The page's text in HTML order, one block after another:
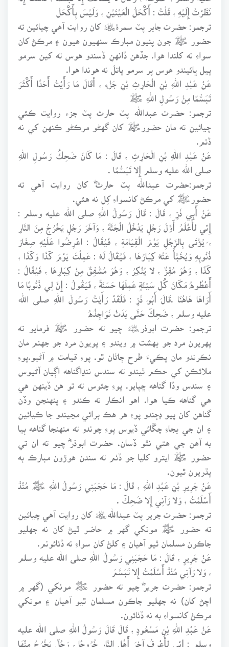
نَظَرْتُ إِلَيْهِ ، قُلْتُ : أَكْحَلُ الْعَيْنَيْنِ ، وَلَيْسَ بِأَكْحَلَ
ترجمو: حضرت جابر پٽ سمرة﷦ کان روايت آهي چيائين ته
حضور ﷺ جون پنيون مبارڪ سنهيون هيون ۽ مرڪڻ کان
سواءِ نه کلندا هوا. جڏهن ڏانهنِ ڏسندو هوس ته کين سرمو
پيل ڀائيندو هوس پر سرمو پاتلَ نه هوندا هوا.
عَنْ عَبْدِ اللهِ بْنِ الْحَارِثِ بْنِ جَزْءٍ ، أقَالَ مَا رَأَيْتُ أَحَدًا أَكْثَرَ
تَبَسُّمًا مِنْ رَسُولِ اللهِ ﷺ
ترجمو: حضرت عبدالله پٽ حارث پٽ جزء روايت ڪئي
چيائين ته مان حضورﷺ کان گهڻو مرڪڻو ڪنهن کي نه
ڏٺم.
عَنْ عَبْدِ اللهِ بْنِ الْحَارِثِ ، قَالَ : مَا كَانَ ضَحِكُ رَسُولِ اللهِ
صلى الله عليه وسلم إِلا تَبَسُّمًا .
ترجمو:حضرت عبدالله پٽ حارثؓ کان روايت آهي ته
حضورﷺ کي مرڪڻ کانسواءِ کِل نه هئي.
عَنْ أَبِي ذَرٍّ ، قَالَ : قَالَ رَسُولُ اللهِ صلى الله عليه وسلم :
إِنِّي لأَعْلَمُ أَوَّلَ رَجُلٍ يَدْخُلُ الْجَنَّةَ ، وَآخَرَ رَجُلٍ يَخْرُجُ مِنَ النَّارِ
، يُؤْتَى بِالرَّجُلِ يَوْمَ الْقِيَامَةِ ، فَيُقَالُ : اعْرِضُوا عَلَيْهِ صِغَارَ
ذُنُوبِهِ وَيُخَبَّأُ عَنْهُ كِبَارُهَا ، فَيُقَالُ لَهُ : عَمِلْتَ يَوْمَ كَذَا وَكَذَا ،
كَذَا ، وَهُوَ مُقِرٌّ ، لا يُنْكِرُ ، وَهُوَ مُشْفِقٌ مِنْ كِبَارِهَا ، فَيُقَالُ :
أَعْطُوهُ مَكَانَ كُلِّ سَيِّئَةٍ عَمِلَهَا حَسَنَةً ، فَيَقُولُ : إِنَّ لِي ذُنُوبًا مَا
أَرَاهَا هَاهُنَا .قَالَ أَبُو ذَرٍّ : فَلَقَدْ رَأَيْتُ رَسُولَ اللهِ صلى الله
عليه وسلم ، ضَحِكَ حَتَّى بَدَتْ نَوَاجِذُهُ
ترجمو: حضرت ابوذر﷦ چيو ته حضور ﷺ فرمايو ته
پهريون مرد جو بهشت ۾ ويندو ۽ پويون مرد جو جهنم مان
نڪرندو مان پڪيءَ طرح ڄاڻان ٿو. پوءِ قيامت ۾ آڻبو.پوءِ
ملائڪن کي حڪم ٿيندو ته سندس ننڍاگناهه اڳيان آڻيوس
۽ سندس وڏا گناهه ڇپايو. پوءِ چئوس ته تو هن ڏينهن هي
هي گناهه ڪيا هوا. اهو انڪار نه ڪندو ۽ پنهنجن وڏن
گناهن کان پيو ڊڄندو پوءِ هر هڪ برائي مڃيندو جا ڪيائين
۽ ان جي بجاءِ چڱائي ڏيوس پوءِ چوندو ته منهنجا گناهه ٻيا
به آهن جي هتي نٿو ڏسان. حضرت ابوذرؓ چيو ته ان تي
حضور ﷺ ايترو کليا جو ڏٺم ته سندن هوڙون مبارڪ به
پڌريون ٿيون.
عَنْ جَرِيرِ بْنِ عَبْدِ اللهِ ، قَالَ : مَا حَجَبَنِي رَسُولُ اللهِ ﷺ مُنْذُ
أَسْلَمْتُ ، وَلا رَآنِي إِلا ضَحِكَ .
ترجمو: حضرت جرير پٽ عبدالله﷦ کان روايت آهي چيائين
ته حضور ﷺ مونکي گهر ۾ حاضر ٿيڻ کان نه جهليو
جاڪون مسلمان ٿيو آهيان ۽ کلڻ کان سواءِ نه ڏٺائونم.
عَنْ جَرِيرٍ ، قَالَ : مَا حَجَبَنِي رَسُولُ اللهِ صلى الله عليه وسلم
، وَلا رَآنِي مُنْذُ أَسْلَمْتُ إِلا تَبَسَّمَ
ترجمو: حضرت جريرؓ چيو ته حضور ﷺ مونکي (گهر ۾
اچڻ کان) نه جهليو جاڪون مسلمان ٿيو آهيان ۽ مونکي
مرڪڻ کانسواءِ به نه ڏٺائون.
عَنْ عَبْدِ اللهِ بْنِ مَسْعُودٍ ، قَالَ قَالَ رَسُولُ اللهِ صلى الله عليه
وسلم : إِنِّي لأَعْرفُ آخِرَ أَهْلِ النَّارِ خُرُوجًا ، رَجُلٌ يَخْرُجُ مِنْهَا